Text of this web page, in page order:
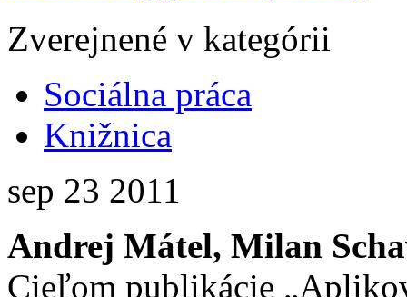
Zverejnené v kategórii
Sociálna práca
Knižnica
sep 23 2011
Andrej Mátel, Milan
Cieľom publikácie